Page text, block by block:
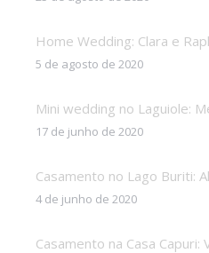
Home Wedding: Clara e
5 de agosto de 2020
Mini wedding no Laguiole:
17 de junho de 2020
Casamento no Lago Buriti:
4 de junho de 2020
Casamento na Casa Capuri: